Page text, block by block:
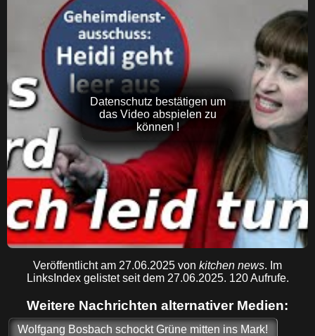
Datenschutz bestätigen um
das Video abspielen zu
können !
Veröffentlicht am 27.06.2025 von kitchen news. Im
LinksIndex gelistet seit dem 27.06.2025. 120 Aufrufe.
Weitere Nachrichten alternativer Medien:
Wolfgang Bosbach schockt Grüne mitten ins Mark!